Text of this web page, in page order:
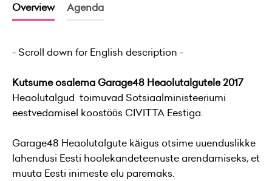
Overview Agenda
- Scroll down for English description -
Kutsume osalema Garage48 Heaolutalgutele 2017
Heaolutalgud toimuvad Sotsiaalministeeriumi
eestvedamisel koostöös CIVITTA Eestiga.
Garage48 Heaolutalgute käigus otsime uuenduslikke
lahendusi Eesti hoolekandeteenuste arendamiseks, et
muuta Eesti inimeste elu paremaks.